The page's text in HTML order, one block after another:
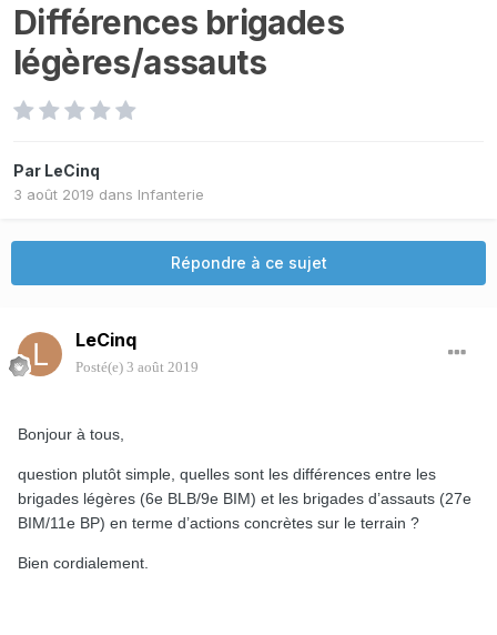
Différences brigades
légères/assauts
Par LeCinq
3 août 2019 dans Infanterie
Répondre à ce sujet
LeCinq
Posté(e) 3 août 2019
Bonjour à tous,
question plutôt simple, quelles sont les différences entre les
brigades légères (6e BLB/9e BIM) et les brigades d’assauts (27e
BIM/11e BP) en terme d’actions concrètes sur le terrain ?
Bien cordialement.